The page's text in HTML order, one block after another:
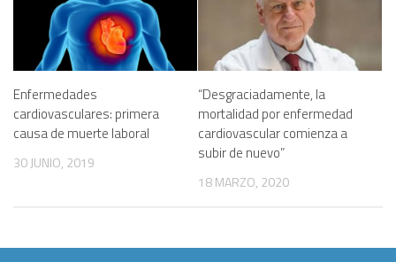
Enfermedades
cardiovasculares: primera
causa de muerte laboral
30 JUNIO, 2019
“Desgraciadamente, la
mortalidad por enfermedad
cardiovascular comienza a
subir de nuevo”
18 MARZO, 2020